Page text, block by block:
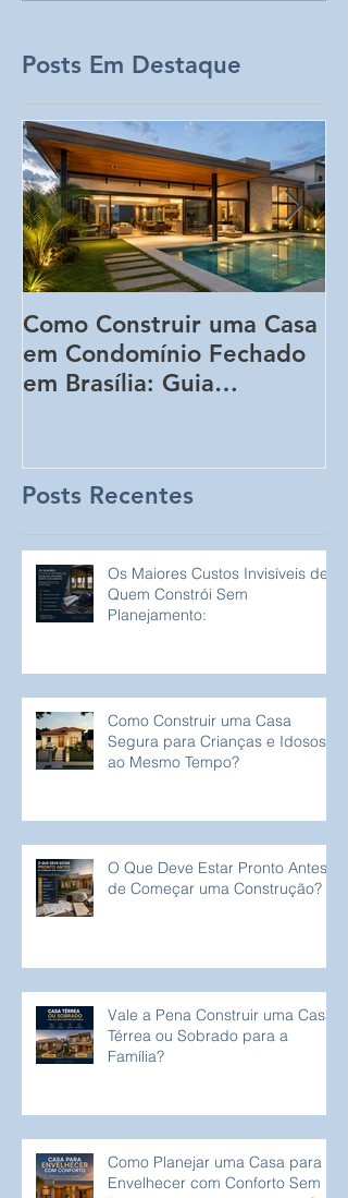
Posts Em Destaque
Como Construir uma Casa
em Condomínio Fechado
em Brasília: Guia
Posts Recentes
Os Maiores Custos Invisíveis de
Quem Constrói Sem
Planejamento:
Como Construir uma Casa
Segura para Crianças e Idosos
ao Mesmo Tempo?
O Que Deve Estar Pronto Antes
de Começar uma Construção?
Vale a Pena Construir uma Casa
Térrea ou Sobrado para a
Família?
Como Planejar uma Casa para
Envelhecer com Conforto Sem